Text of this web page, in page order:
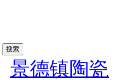
搜索
景德镇陶瓷